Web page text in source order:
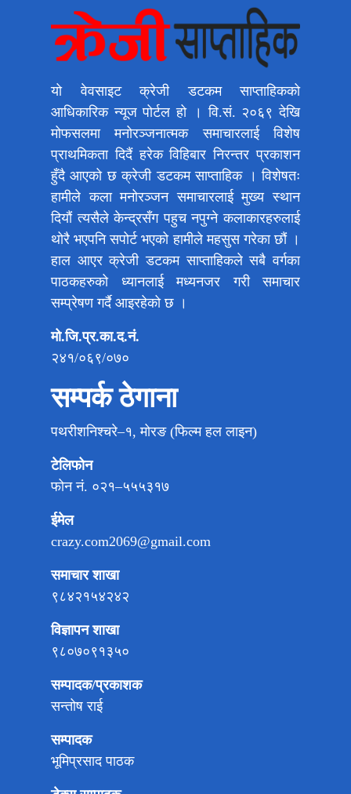
यो वेवसाइट क्रेजी डटकम साप्ताहिकको
आधिकारिक न्यूज पोर्टल हो । वि.सं. २०६९ देखि
मोफसलमा मनोरञ्जनात्मक समाचारलाई विशेष
प्राथमिकता दिदैं हरेक विहिबार निरन्तर प्रकाशन
हुँदै आएको छ क्रेजी डटकम साप्ताहिक । विशेषतः
हामीले कला मनोरञ्जन समाचारलाई मुख्य स्थान
दियौं त्यसैले केन्द्रसँग पहुच नपुग्ने कलाकारहरुलाई
थोरै भएपनि सपोर्ट भएको हामीले महसुस गरेका छौं ।
हाल आएर क्रेजी डटकम साप्ताहिकले सबै वर्गका
पाठकहरुको ध्यानलाई मध्यनजर गरी समाचार
सम्प्रेषण गर्दै आइरहेको छ ।
मो.जि.प्र.का.द.नं.
२४१/०६९/०७०
सम्पर्क ठेगाना
पथरीशनिश्चरे–१, मोरङ (फिल्म हल लाइन)
टेलिफोन
फोन नं. ०२१–५५५३१७
ईमेल
crazy.com2069@gmail.com
समाचार शाखा
९८४२१५४२४२
विज्ञापन शाखा
९८०७०९१३५०
सम्पादक/प्रकाशक
सन्तोष राई
सम्पादक
भूमिप्रसाद पाठक